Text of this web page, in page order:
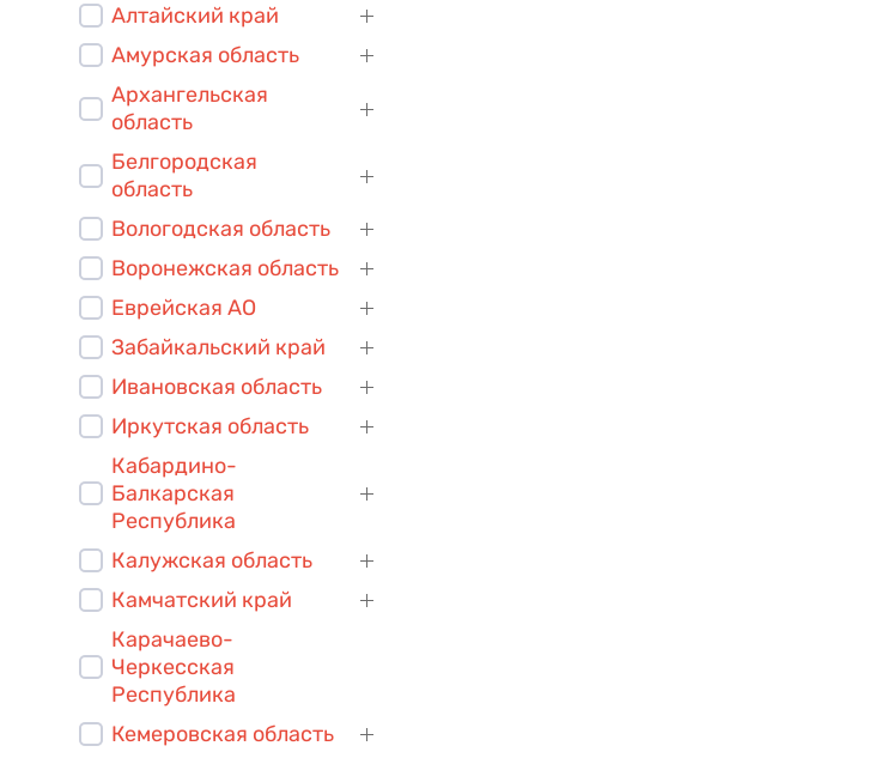
Алтайский край
Амурская область
Архангельская
область
Белгородская
область
Вологодская область
Воронежская область
Еврейская АО
Забайкальский край
Ивановская область
Иркутская область
Кабардино-
Балкарская
Республика
Калужская область
Камчатский край
Карачаево-
Черкесская
Республика
Кемеровская область